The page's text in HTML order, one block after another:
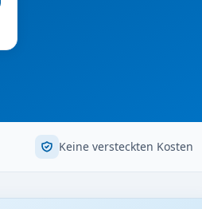
Keine versteckten Kosten